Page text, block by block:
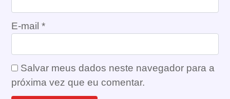
E-mail *
Salvar meus dados neste navegador para a
próxima vez que eu comentar.